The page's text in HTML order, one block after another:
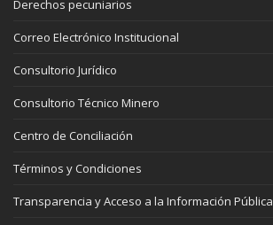
Derechos pecuniarios
Correo Electrónico Institucional
Consultorio Jurídico
Consultorio Técnico Minero
Centro de Conciliación
Términos y Condiciones
Transparencia y Acceso a la Información Pública